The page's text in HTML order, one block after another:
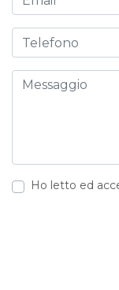
Telefono
Messaggio
Ho letto ed